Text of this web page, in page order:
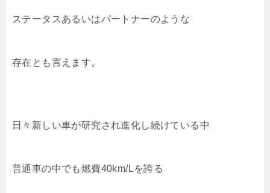
k
ステータスあるいはパートナーのような
存在とも言えます。
日々新しい車が研究され進化し続けている中
普通車の中でも燃費40km/Lを誇る